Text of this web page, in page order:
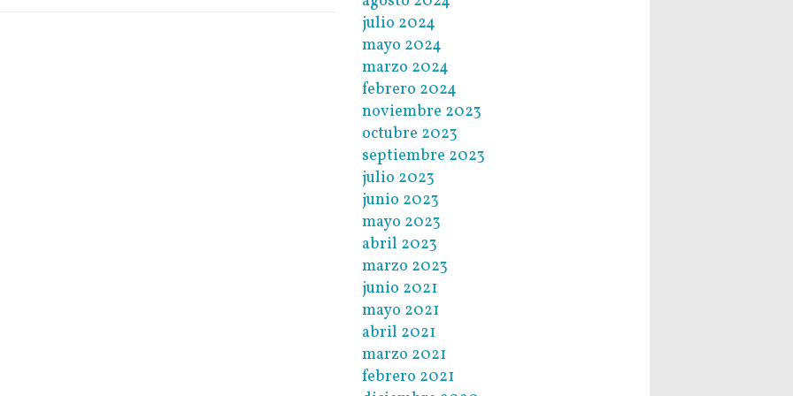
julio 2024
mayo 2024
marzo 2024
febrero 2024
noviembre 2023
octubre 2023
septiembre 2023
julio 2023
junio 2023
mayo 2023
abril 2023
marzo 2023
junio 2021
mayo 2021
abril 2021
marzo 2021
febrero 2021